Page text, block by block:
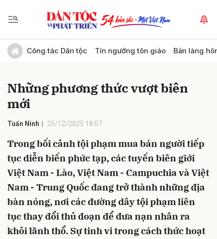
Công tác Dân tộc Tín ngưỡng tôn giáo Bản làng
Những phương thức vượt biên
mới
Tuấn Ninh 25/12/2025 18:07
Trong bối cảnh tội phạm mua bán người tiếp
tục diễn biến phức tạp, các tuyến biên giới
Việt Nam - Lào, Việt Nam - Campuchia và Việt
Nam - Trung Quốc đang trở thành những địa
bàn nóng, nơi các đường dây tội phạm liên
tục thay đổi thủ đoạn để đưa nạn nhân ra
khỏi lãnh thổ. Sự tinh vi trong cách thức hoạt
Gửi bình luận
Hủy Gửi